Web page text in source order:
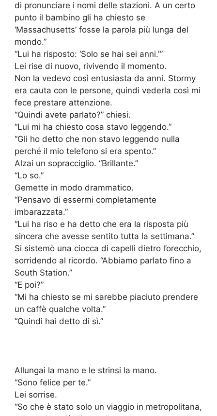
di pronunciare i nomi delle stazioni. A un certo
punto il bambino gli ha chiesto se
‘Massachusetts’ fosse la parola più lunga del
mondo.”
“Lui ha risposto: ‘Solo se hai sei anni.'”
Lei rise di nuovo, rivivendo il momento.
Non la vedevo così entusiasta da anni. Stormy
era cauta con le persone, quindi vederla così mi
fece prestare attenzione.
“Quindi avete parlato?” chiesi.
“Lui mi ha chiesto cosa stavo leggendo.”
“Gli ho detto che non stavo leggendo nulla
perché il mio telefono si era spento.”
Alzai un sopracciglio. “Brillante.”
“Lo so.”
Gemette in modo drammatico.
“Pensavo di essermi completamente
imbarazzata.”
“Lui ha riso e ha detto che era la risposta più
sincera che avesse sentito tutta la settimana.”
Si sistemò una ciocca di capelli dietro l’orecchio,
sorridendo al ricordo. “Abbiamo parlato fino a
South Station.”
“E poi?”
“Mi ha chiesto se mi sarebbe piaciuto prendere
un caffè qualche volta.”
“Quindi hai detto di sì.”
Allungai la mano e le strinsi la mano.
“Sono felice per te.”
Lei sorrise.
“So che è stato solo un viaggio in metropolitana,